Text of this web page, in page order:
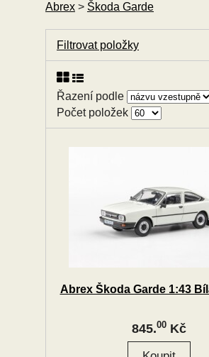
Abrex > Škoda Garde
Filtrovat položky
Řazení podle
Počet položek
Abrex Škoda Garde 1:43
845.00Kč